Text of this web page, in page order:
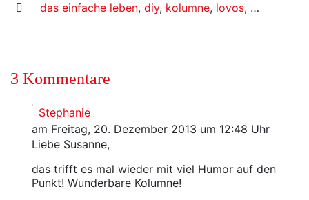
das einfache leben, diy, kolumne, lovos,
3 Kommentare
Stephanie
am Freitag, 20. Dezember 2013 um 12:48 Uhr
Liebe Susanne,
das trifft es mal wieder mit viel Humor auf den
Punkt! Wunderbare Kolumne!